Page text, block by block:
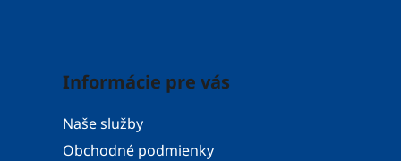
Informácie pre vás
Naše služby
Obchodné podmienky